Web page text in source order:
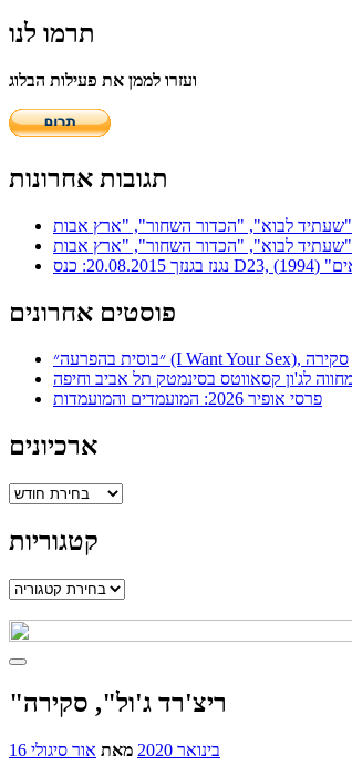
תרמו לנו
ועזרו לממן את פעילות הבלוג
תגובות אחרונות
פוסטים אחרונים
״בוסית בהפרעה״ (I Want Your Sex), סקירה
לג'ון קסאווטס בסינמטק תל אביב וחיפה
פרסי אופיר 2026: המועמדים והמועמדות
ארכיונים
ארכיונים
קטגוריות
קטגוריות
"ריצ'רד ג'ול", סקירה
16 בינואר 2020 מאת אור סיגולי